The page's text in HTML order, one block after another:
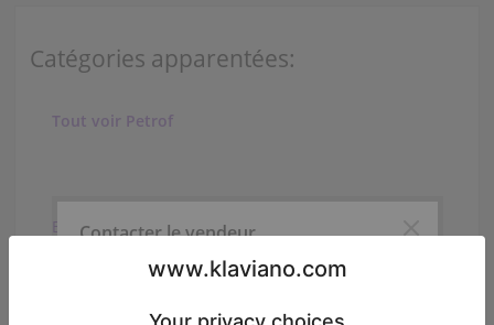
Catégories apparentées:
Tout voir Petrof
Baldwin 226E
Baldwin 227E
Contacter le vendeur